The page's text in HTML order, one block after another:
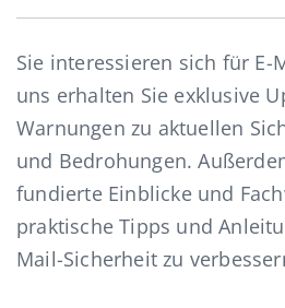
Sie interessieren sich für E-
uns erhalten Sie exklusive
Warnungen zu aktuellen
und Bedrohungen.
fundierte Einblicke und
praktische Tipps und
Mail-Sicherheit zu